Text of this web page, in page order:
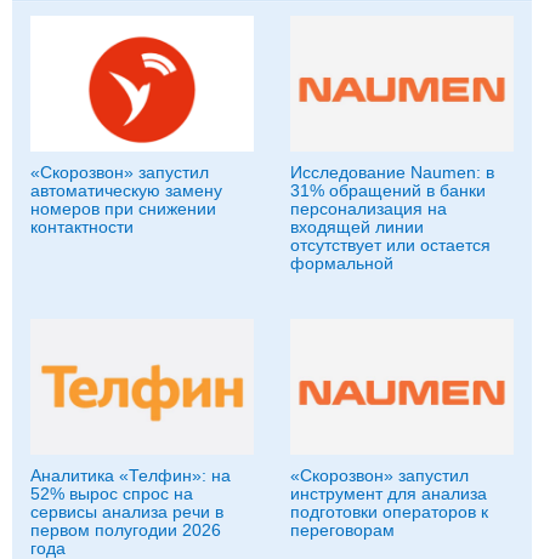
«Скорозвон» запустил
автоматическую замену
номеров при снижении
контактности
Исследование Naumen: в
31% обращений в банки
персонализация на
входящей линии
отсутствует или остается
формальной
Аналитика «Телфин»: на
52% вырос спрос на
сервисы анализа речи в
первом полугодии 2026
года
«Скорозвон» запустил
инструмент для анализа
подготовки операторов к
переговорам